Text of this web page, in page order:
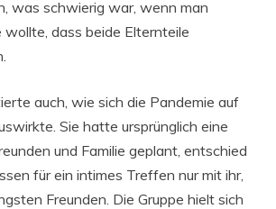
was schwierig war, wenn man
wollte, dass beide Elternteile
auch, wie sich die Pandemie auf
Sie hatte ursprünglich eine
und Familie geplant, entschied
für ein intimes Treffen nur mit ihr,
Freunden. Die Gruppe hielt sich